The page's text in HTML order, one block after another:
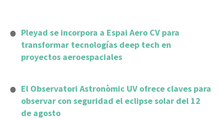
Pleyad se incorpora a Espai Aero CV para
transformar tecnologías deep tech en
proyectos aeroespaciales
El Observatori Astronòmic UV ofrece claves para
observar con seguridad el eclipse solar del 12
de agosto